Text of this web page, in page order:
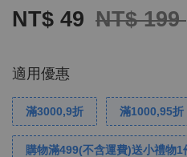
NT$ 49 NT$ 199
適用優惠
滿3000,9折 滿1000,95折
購物滿499(不含運費)送小禮物1